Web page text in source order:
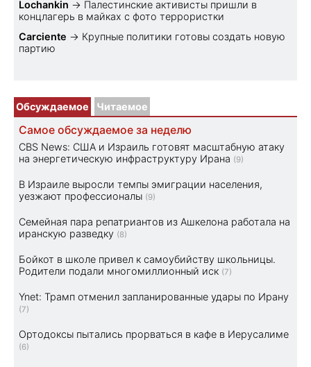
Lochankin → Палестинские активисты пришли в
концлагерь в майках с фото террористки
Carciente → Крупные политики готовы создать новую
партию
Обсуждаемое Читаемое
Самое обсуждаемое за неделю
CBS News: США и Израиль готовят масштабную атаку
на энергетическую инфраструктуру Ирана (9)
В Израиле выросли темпы эмиграции населения,
уезжают профессионалы (9)
Семейная пара репатриантов из Ашкелона работала на
иранскую разведку (8)
Бойкот в школе привел к самоубийству школьницы.
Родители подали многомиллионный иск (7)
Ynet: Трамп отменил запланированные удары по Ирану
(7)
Ортодоксы пытались прорваться в кафе в Иерусалиме
(6)